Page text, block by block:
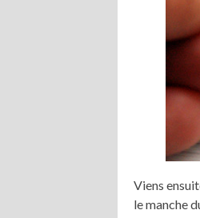
Viens
le manche